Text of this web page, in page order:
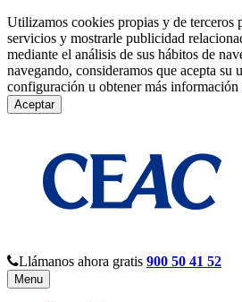
Utilizamos cookies propias y de terceros
servicios y mostrarle publicidad
mediante el análisis de sus hábitos de
navegando, consideramos que acepta su
configuración u obtener más información
Aceptar
Llámanos ahora gratis 900 50 41 52
Menu